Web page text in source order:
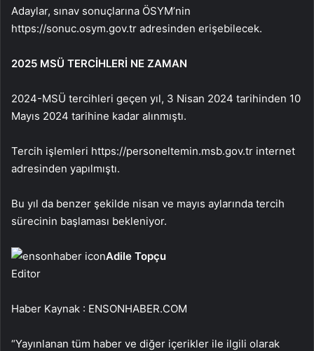
Adaylar, sınav sonuçlarına ÖSYM’nin
https://sonuc.osym.gov.tr adresinden erişebilecek.
2025 MSÜ TERCİHLERİ NE ZAMAN
2024-MSÜ tercihleri geçen yıl, 3 Nisan 2024 tarihinden 10
Mayıs 2024 tarihine kadar alınmıştı.
Tercih işlemleri https://personeltemin.msb.gov.tr internet
adresinden yapılmıştı.
Bu yıl da benzer şekilde nisan ve mayıs aylarında tercih
sürecinin başlaması bekleniyor.
Adile Topçu
Editor
Haber Kaynak : ENSONHABER.COM
“Yayınlanan tüm haber ve diğer içerikler ile ilgili olarak